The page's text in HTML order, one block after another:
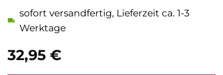
32,95 €
sofort versandfertig, Lieferzeit ca. 1-3
Werktage